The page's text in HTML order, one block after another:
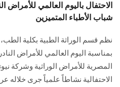
الاحتفال باليوم العالمي للأمراض
شباب الأطباء المتميزين
نظم قسم الوراثة الطبية بكلية
بمناسبة اليوم العالمي للأمراض
المصرية للأمراض الوراثية وشركة
الاحتفالية نشاطاً علمياً جرى خلاله